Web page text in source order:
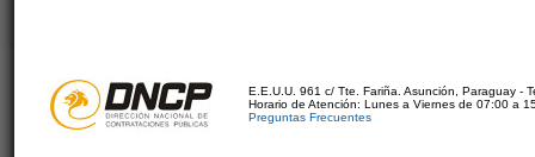
E.E.U.U. 961 c/ Tte. Fariña. Asunción, Paraguay -
Horario de Atención: Lunes a Viernes de 07:00 a
Preguntas Frecuentes